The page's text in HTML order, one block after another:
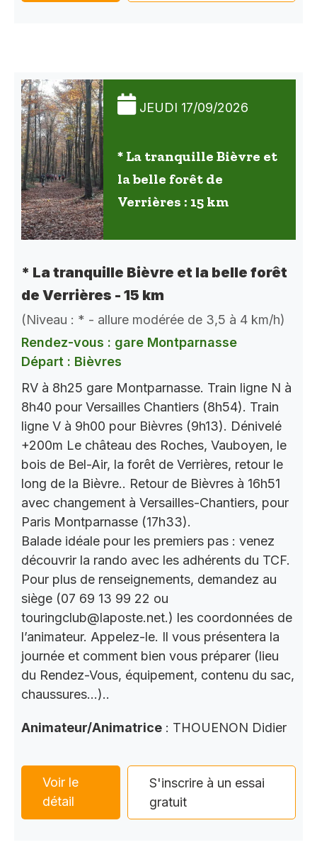
JEUDI 17/09/2026
* La tranquille Bièvre et
la belle forêt de
Verrières : 15 km
* La tranquille Bièvre et la belle forêt
de Verrières - 15 km
(Niveau : * - allure modérée de 3,5 à 4 km/h)
Rendez-vous : gare Montparnasse
Départ : Bièvres
RV à 8h25 gare Montparnasse. Train ligne N à
8h40 pour Versailles Chantiers (8h54). Train
ligne V à 9h00 pour Bièvres (9h13). Dénivelé
+200m Le château des Roches, Vauboyen, le
bois de Bel-Air, la forêt de Verrières, retour le
long de la Bièvre.. Retour de Bièvres à 16h51
avec changement à Versailles-Chantiers, pour
Paris Montparnasse (17h33).
Balade idéale pour les premiers pas : venez
découvrir la rando avec les adhérents du TCF.
Pour plus de renseignements, demandez au
siège (07 69 13 99 22 ou
touringclub@laposte.net.) les coordonnées de
l’animateur. Appelez-le. Il vous présentera la
journée et comment bien vous préparer (lieu
du Rendez-Vous, équipement, contenu du sac,
chaussures…)..
Animateur/Animatrice : THOUENON Didier
Voir le
détail
S'inscrire à un essai
gratuit